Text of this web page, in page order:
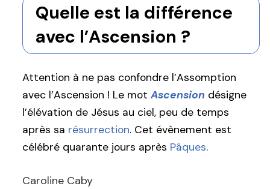
Quelle est la différence
avec l’Ascension ?
Attention à ne pas confondre l’Assomption
avec l’Ascension ! Le motAscension désigne
l’élévation de Jésus au ciel, peu de temps
après sa résurrection. Cet évènement est
célébré quarante jours après Pâques.
Caroline Caby